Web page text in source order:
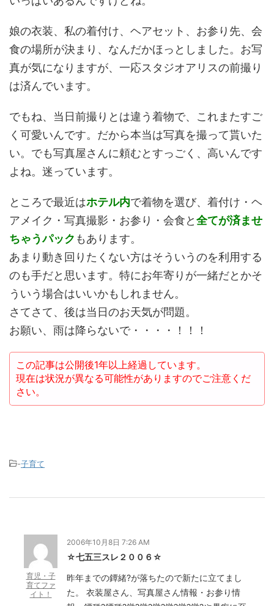
娘の衣装、私の着付け、ヘアセット、お参り先、会
食の場所が決まり、なんだかほっとしました。お写
真が気になりますが、一応スタジオアリスの前撮り
は済んでいます。
でもね、当日前撮りとは違う着物で、これまたすご
く可愛いんです。だから本当は写真を撮って貰いた
い。でも写真屋さんに頼むとすっごく、高いんです
よね。迷っています。
ところで最近はホテル内で着物を選び、着付け・ヘ
アメイク・写真撮影・お参り・会食と全てが済ませ
ちゃうパック もあります。
あまり動き回りたくない方はそういうのを利用する
のも手だと思います。特にお年寄りが一緒だとかそ
ういう場合はいいかもしれません。
さてさて、後は当日のお天気が問題。
お願い、雨は降らないで・・・・！！！
この記事は公開後1年以上経過しています。
現在は状況が異なる可能性がありますのでご注意くだ
さい。
-子育て
育児・子
育てファ
イト！
2006年10月8日 7:26 AM
☆七五三スレ２００６☆
昨年までの鐔緒?が落ちたので新たに立てまし
た。 衣装屋さん、写真屋さん情報・お参り情